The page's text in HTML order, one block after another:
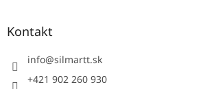
Kontakt
info@silmartt.sk
+421 902 260 930